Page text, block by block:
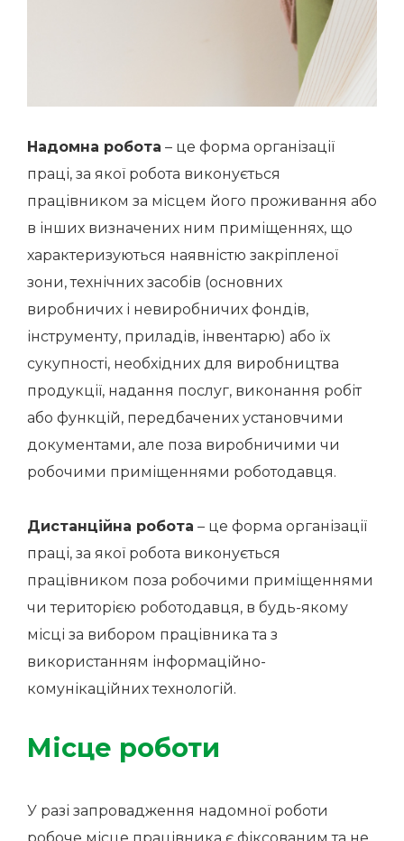
Надомна робота – це форма організації
праці, за якої робота виконується
працівником за місцем його проживання або
в інших визначених ним приміщеннях, що
характеризуються наявністю закріпленої
зони, технічних засобів (основних
виробничих і невиробничих фондів,
інструменту, приладів, інвентарю) або їх
сукупності, необхідних для виробництва
продукції, надання послуг, виконання робіт
або функцій, передбачених установчими
документами, але поза виробничими чи
робочими приміщеннями роботодавця.
Дистанційна робота – це форма організації
праці, за якої робота виконується
працівником поза робочими приміщеннями
чи територією роботодавця, в будь-якому
місці за вибором працівника та з
використанням інформаційно-
комунікаційних технологій.
Місце роботи
У разі запровадження надомної роботи